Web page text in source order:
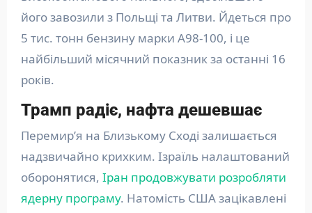
його завозили з Польщі та Литви. Йдеться про
5 тис. тонн бензину марки А98-100, і це
найбільший місячний показник за останні 16
років.
Трамп радіє, нафта дешевшає
Перемир’я на Близькому Сході залишається
надзвичайно крихким. Ізраїль налаштований
оборонятися, Іран продовжувати розробляти
ядерну програму. Натомість США зацікавлені